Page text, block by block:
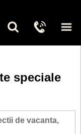
speciale
de vacanta,